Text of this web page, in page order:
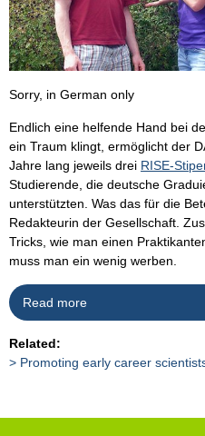
Sorry, in German only
Endlich eine helfende Hand bei
ein Traum klingt, ermöglicht der
Jahre lang jeweils drei RISE-
Studierende, die deutsche
unterstützten. Was das für die
Redakteurin der Gesellschaft.
Tricks, wie man einen
muss man ein wenig werben.
Read more
Related:
Promoting early career